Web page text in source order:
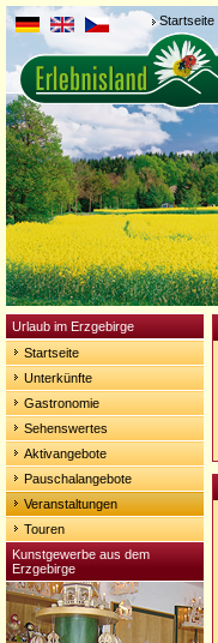
Startseite
Urlaub im Erzgebirge
Startseite
Unterkünfte
Gastronomie
Sehenswertes
Aktivangebote
Pauschalangebote
Veranstaltungen
Touren
Kunstgewerbe aus dem
Erzgebirge